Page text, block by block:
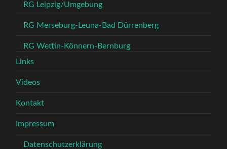
RG Leipzig/Umgebung
RG Merseburg-Leuna-Bad Dürrenberg
RG Wettin-Könnern-Bernburg
Links
Videos
Kontakt
Impressum
Datenschutzerklärung